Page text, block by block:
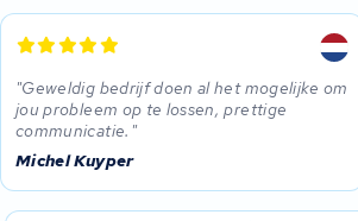
Geweldig bedrijf doen al het mogelijke om
jou probleem op te lossen, prettige
communicatie.
Michel Kuyper